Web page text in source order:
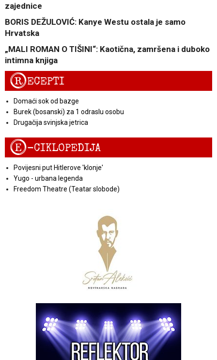
zajednice
BORIS DEŽULOVIĆ: Kanye Westu ostala je samo
Hrvatska
„MALI ROMAN O TIŠINI“: Kaotična, zamršena i duboko
intimna knjiga
RECEPTI
Domaći sok od bazge
Burek (bosanski) za 1 odraslu osobu
Drugačija svinjska jetrica
E-CIKLOPEDIJA
Povijesni put Hitlerove 'klonje'
Yugo - urbana legenda
Freedom Theatre (Teatar slobode)